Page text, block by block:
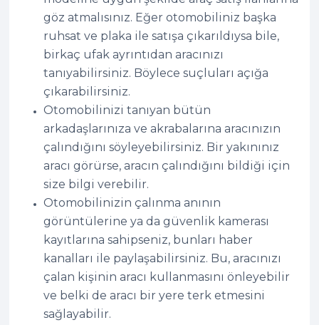
göz atmalısınız. Eğer otomobiliniz başka
ruhsat ve plaka ile satışa çıkarıldıysa bile,
birkaç ufak ayrıntıdan aracınızı
tanıyabilirsiniz. Böylece suçluları açığa
çıkarabilirsiniz.
Otomobilinizi tanıyan bütün
arkadaşlarınıza ve akrabalarına aracınızın
çalındığını söyleyebilirsiniz. Bir yakınınız
aracı görürse, aracın çalındığını bildiği için
size bilgi verebilir.
Otomobilinizin çalınma anının
görüntülerine ya da güvenlik kamerası
kayıtlarına sahipseniz, bunları haber
kanalları ile paylaşabilirsiniz. Bu, aracınızı
çalan kişinin aracı kullanmasını önleyebilir
ve belki de aracı bir yere terk etmesini
sağlayabilir.